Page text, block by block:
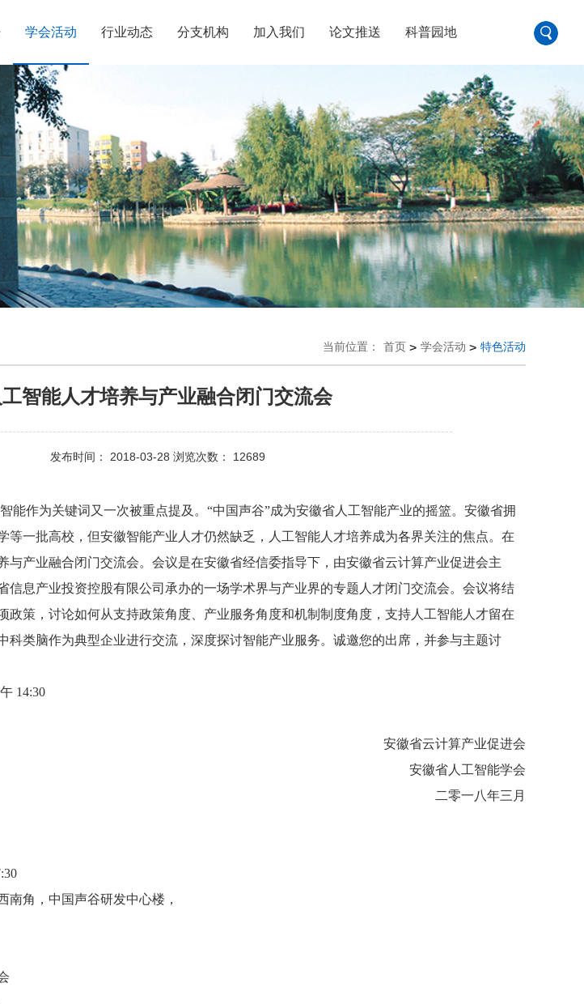
学会活动 行业动态 分支机构 加入我们 论文推送 科普园地
当前位置： 首页 > 学会活动 > 特色活动
工智能人才培养与产业融合闭门交流会
发布时间： 2018-03-28 浏览次数： 12689
能作为关键词又一次被重点提及。“中国声谷”成为安徽省人工智能产业的摇篮。安徽省拥
等一批高校，但安徽智能产业人才仍然缺乏，人工智能人才培养成为各界关注的焦点。在
与产业融合闭门交流会。会议是在安徽省经信委指导下，由安徽省云计算产业促进会主
信息产业投资控股有限公司承办的一场学术界与产业界的专题人才闭门交流会。会议将结
政策，讨论如何从支持政策角度、产业服务角度和机制制度角度，支持人工智能人才留在
科类脑作为典型企业进行交流，深度探讨智能产业服务。诚邀您的出席，并参与主题讨
14:30
安徽省云计算产业促进会
安徽省人工智能学会
二零一八年三月
南角，中国声谷研发中心楼，